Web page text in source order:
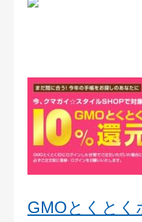
GMOとくとく